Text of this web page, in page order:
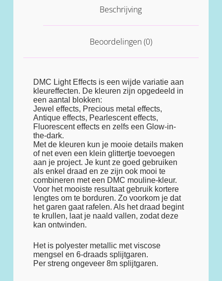
Beschrijving
Beoordelingen (0)
DMC Light Effects is een wijde variatie aan
kleureffecten. De kleuren zijn opgedeeld in
een aantal blokken:
Jewel effects, Precious metal effects,
Antique effects, Pearlescent effects,
Fluorescent effects en zelfs een Glow-in-
the-dark.
Met de kleuren kun je mooie details maken
of net even een klein glittertje toevoegen
aan je project. Je kunt ze goed gebruiken
als enkel draad en ze zijn ook mooi te
combineren met een DMC mouline-kleur.
Voor het mooiste resultaat gebruik kortere
lengtes om te borduren. Zo voorkom je dat
het garen gaat rafelen. Als het draad begint
te krullen, laat je naald vallen, zodat deze
kan ontwinden.
Het is polyester metallic met viscose
mengsel en 6-draads splijtgaren.
Per streng ongeveer 8m splijtgaren.